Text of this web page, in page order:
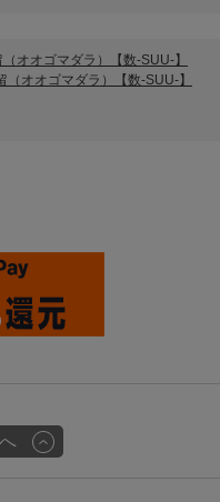
オオゴマダラ）【数-SUU-】
（オオゴマダラ）【数-SUU-】